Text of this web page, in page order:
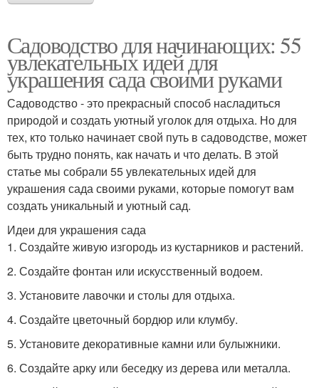
Садоводство для начинающих: 55
увлекательных идей для
украшения сада своими руками
Садоводство - это прекрасный способ насладиться
природой и создать уютный уголок для отдыха. Но для
тех, кто только начинает свой путь в садоводстве, может
быть трудно понять, как начать и что делать. В этой
статье мы собрали 55 увлекательных идей для
украшения сада своими руками, которые помогут вам
создать уникальный и уютный сад.
Идеи для украшения сада
1. Создайте живую изгородь из кустарников и растений.
2. Создайте фонтан или искусственный водоем.
3. Установите лавочки и столы для отдыха.
4. Создайте цветочный бордюр или клумбу.
5. Установите декоративные камни или булыжники.
6. Создайте арку или беседку из дерева или металла.